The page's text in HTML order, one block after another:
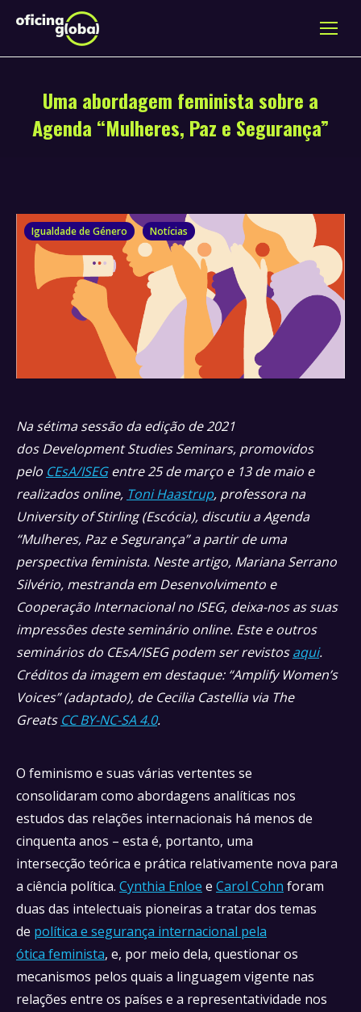
Uma abordagem feminista sobre a
Agenda “Mulheres, Paz e Segurança”
Igualdade de Género Notícias
Na sétima sessão da edição de 2021
dos Development Studies Seminars, promovidos
pelo CEsA/ISEGentre 25 de março e 13 de maio e
realizados online, Toni Haastrup, professora na
University of Stirling (Escócia), discutiu a Agenda
“Mulheres, Paz e Segurança” a partir de uma
perspectiva feminista. Neste artigo, Mariana Serrano
Silvério, mestranda em Desenvolvimento e
Cooperação Internacional no ISEG, deixa-nos as suas
impressões deste seminário online. Este e outros
seminários do CEsA/ISEG podem ser revistosaqui.
Créditos da imagem em destaque: “Amplify Women’s
Voices” (adaptado), de Cecilia Castellia via The
Greats CC BY-NC-SA 4.0.
O feminismo e suas várias vertentes se
consolidaram como abordagens analíticas nos
estudos das relações internacionais há menos de
cinquenta anos – esta é, portanto, uma
intersecção teórica e prática relativamente nova para
a ciência política. Cynthia Enloe e Carol Cohn foram
duas das intelectuais pioneiras a tratar dos temas
de política e segurança internacional pela
ótica feminista, e, por meio dela, questionar os
mecanismos pelos quais a linguagem vigente nas
relações entre os países e a representatividade nos